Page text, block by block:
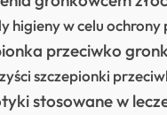
higieny w celu
przeciwko
szczepionki
stosowane w